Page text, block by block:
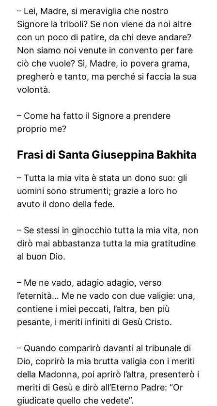
– Lei, Madre, si meraviglia che nostro
Signore la triboli? Se non viene da noi altre
con un poco di patire, da chi deve andare?
Non siamo noi venute in convento per fare
ciò che vuole? Sì, Madre, io povera grama,
pregherò e tanto, ma perché si faccia la sua
volontà.
– Come ha fatto il Signore a prendere
proprio me?
Frasi di Santa Giuseppina Bakhita
– Tutta la mia vita è stata un dono suo: gli
uomini sono strumenti; grazie a loro ho
avuto il dono della fede.
– Se stessi in ginocchio tutta la mia vita, non
dirò mai abbastanza tutta la mia gratitudine
al buon Dio.
– Me ne vado, adagio adagio, verso
l’eternità… Me ne vado con due valigie: una,
contiene i miei peccati, l’altra, ben più
pesante, i meriti infiniti di Gesù Cristo.
– Quando comparirò davanti al tribunale di
Dio, coprirò la mia brutta valigia con i meriti
della Madonna, poi aprirò l’altra, presenterò i
meriti di Gesù e dirò all’Eterno Padre: “Or
giudicate quello che vedete”.